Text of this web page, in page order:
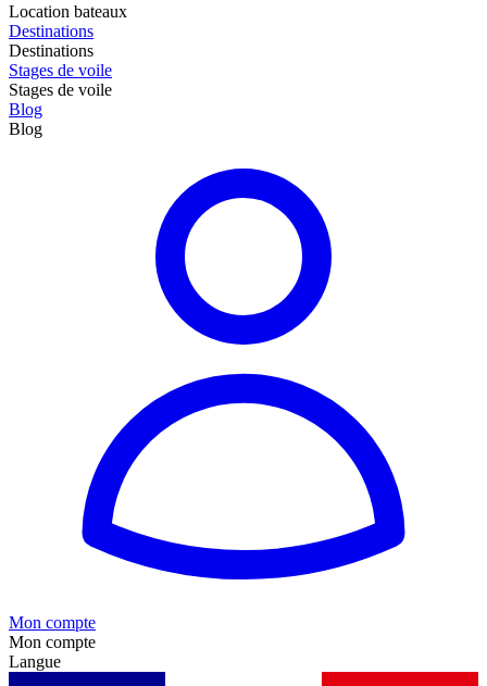
Location bateaux
Destinations
Destinations
Stages de voile
Stages de voile
Blog
Blog
Mon compte
Mon compte
Langue